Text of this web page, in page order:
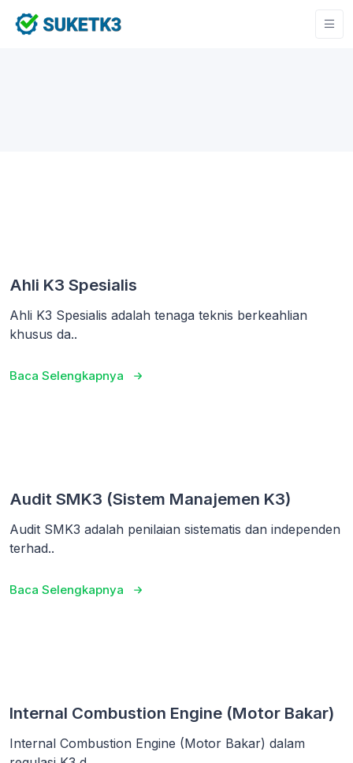
Ahli K3 Spesialis
Ahli K3 Spesialis adalah tenaga teknis berkeahlian
khusus da..
Baca Selengkapnya
Audit SMK3 (Sistem Manajemen K3)
Audit SMK3 adalah penilaian sistematis dan independen
terhad..
Baca Selengkapnya
Internal Combustion Engine (Motor Bakar)
Internal Combustion Engine (Motor Bakar) dalam